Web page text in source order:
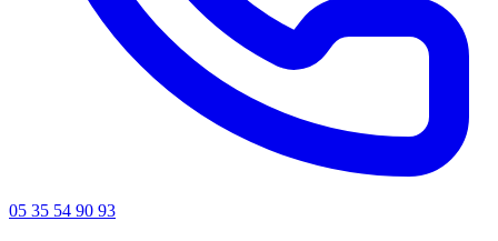
05 35 54 90 93